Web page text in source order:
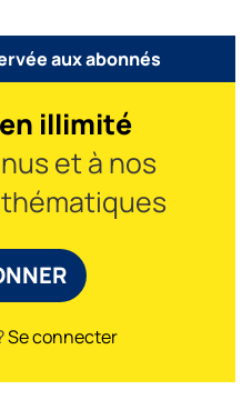
aux abonnés
illimité
et à nos
Se connecter